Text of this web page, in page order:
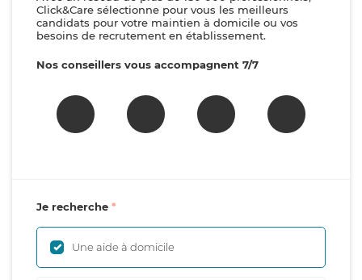
Click&Care sélectionne pour vous les meilleurs
candidats pour votre maintien à domicile ou vos
besoins de recrutement en établissement.
Nos conseillers vous accompagnent 7/7
Je recherche
Une aide à domicile